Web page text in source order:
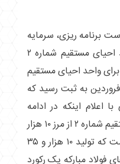
برنامه ریزی، سرمایه
گذاری و مدیریت خاصی صورت پذیرد، اما مدیر واحد احیای مستقیم شماره ۲
برای واحد احیای مستقیم
شماره ۲ و یک رکورد مجموع در ناحیه آهن‌سازی روز ۱۱ فروردین به ثبت رسید که
مستقیم شماره ۲ بود. وی با اعلام اینکه در ادامه
رکوردشکنی‌ها، روز ۱۹ فروردین هم تولید واحد احیای مستقیم شماره ۲ از مرز ۱۰ هزار
تن تولید آهن اسفنجی عبور کرد گفت: نکته مهم این است که تولید ۱۰ هزار و ۳۵
مبارکه یک رکورد